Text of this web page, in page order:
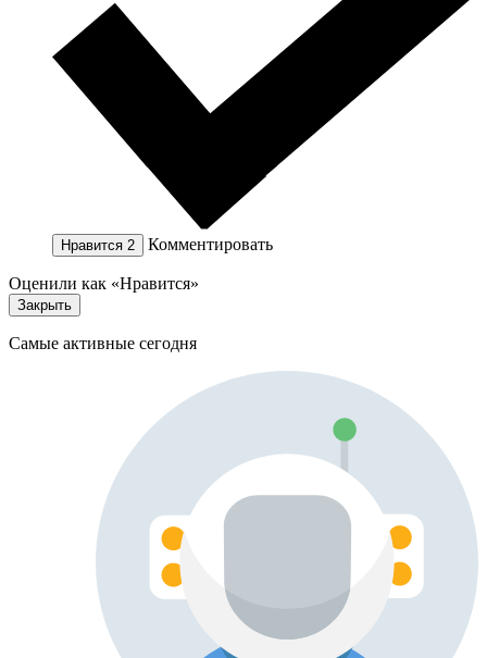
Нравится 2 Комментировать
Оценили как «Нравится»
Закрыть
Самые активные сегодня